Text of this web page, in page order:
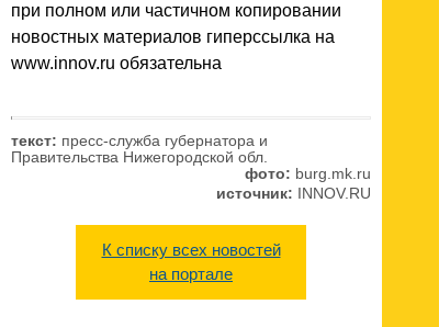
при полном или частичном копировании
новостных материалов гиперссылка на
www.innov.ru обязательна
текст: пресс-служба губернатора и
Правительства Нижегородской обл.
фото: burg.mk.ru
источник: INNOV.RU
К списку всех новостей
на портале